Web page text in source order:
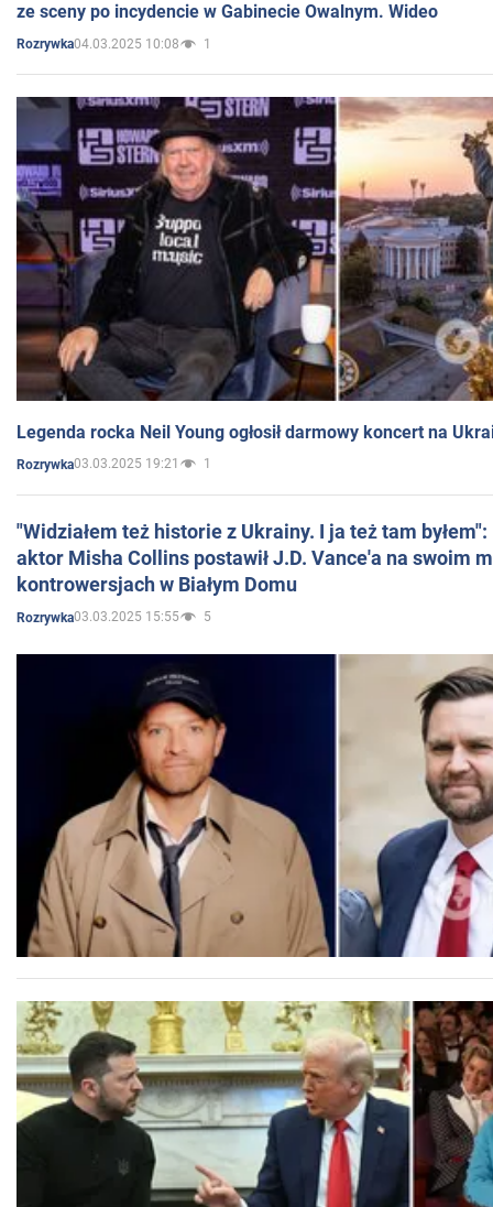
ze sceny po incydencie w Gabinecie Owalnym. Wideo
Rozrywka04.03.2025 10:08 1
Legenda rocka Neil Young ogłosił darmowy koncert na
Rozrywka03.03.2025 19:21 1
"Widziałem też historie z Ukrainy. I ja też tam
aktor Misha Collins postawił J.D. Vance'a na swoim
kontrowersjach w Białym Domu
Rozrywka03.03.2025 15:55 5